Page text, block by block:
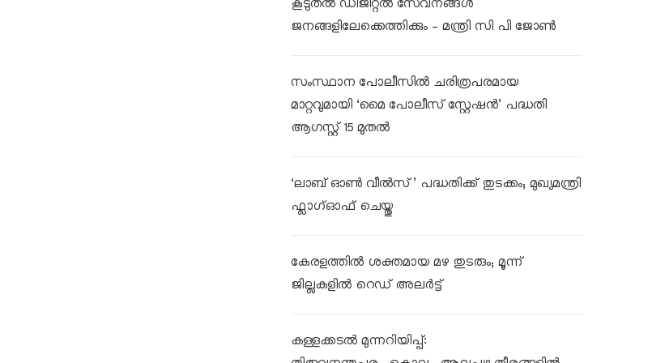
കൂടുതൽ ഡിജിറ്റൽ സേവനങ്ങൾ
ജനങ്ങളിലേക്കെത്തിക്കും – മന്ത്രി സി പി ജോൺ
സംസ്ഥാന പോലീസിൽ ചരിത്രപരമായ
മാറ്റവുമായി ‘മൈ പോലീസ് സ്റ്റേഷൻ’ പദ്ധതി
ആഗസ്റ്റ് 15 മുതൽ
‘ലാബ് ഓൺ വീൽസ്’ പദ്ധതിക്ക് തുടക്കം; മുഖ്യമന്ത്രി
ഫ്ലാഗ്ഓഫ് ചെയ്തു
കേരളത്തിൽ ശക്തമായ മഴ തുടരും; മൂന്ന്
ജില്ലകളിൽ റെഡ് അലർട്ട്
കള്ളക്കടൽ മുന്നറിയിപ്പ്: